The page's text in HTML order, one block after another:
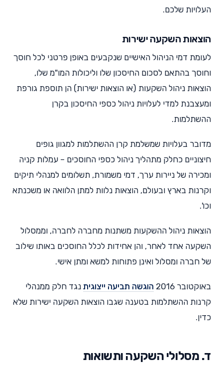
העלויות שלכם.
הוצאות השקעה ישירות
לעומת דמי הניהול האישיים שנקבעים באופן פרטני לכל חוסך
וחוסך בהתאם לסכום החיסכון שלו וליכולות המו"מ שלו,
הוצאות ניהול השקעות (או הוצאות ישירות) הן תוספת גורפת
ומעצבנת למדי לעלויות ניהול כספי החיסכון בקרן
ההשתלמות.
מדובר בעלויות שמשלמת קרן ההשתלמות למגוון גופים
חיצוניים כחלק מתהליך ניהול כספי החוסכים – עמלות קניה
ומכירה של ניירות ערך, דמי משמורת, תשלומים למנהלי תיקים
וקרנות בארץ ובעולם, הוצאות נלוות למתן הלוואה או משכנתא
וכו'.
הוצאות ניהול ההשקעות משתנות מחברה לחברה, וממסלול
השקעה אחד לאחר, והן אחידות לכלל החוסכים באותו שילוב
של חברה ומסלול ואינן פתוחות למשא ומתן אישי.
באוקטובר 2016 הוגשה תביעה ייצוגית נגד חלק ממנהלי
קרנות ההשתלמות בטענה שגבו הוצאות השקעה ישירות שלא
כדין.
ד. מסלולי השקעה ותשואות